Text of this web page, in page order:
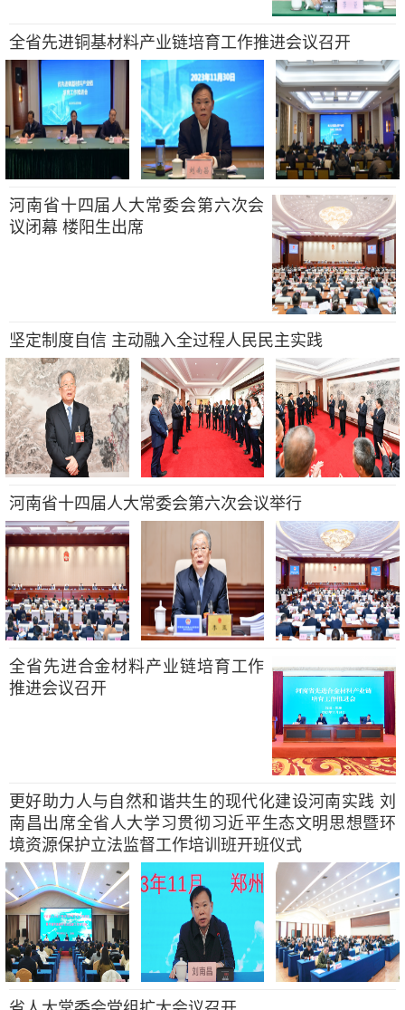
全省先进铜基材料产业链培育工作推进会议召开
河南省十四届人大常委会第六次会
议闭幕 楼阳生出席
坚定制度自信 主动融入全过程人民民主实践
河南省十四届人大常委会第六次会议举行
全省先进合金材料产业链培育工作
推进会议召开
更好助力人与自然和谐共生的现代化建设河南实践 刘
南昌出席全省人大学习贯彻习近平生态文明思想暨环
境资源保护立法监督工作培训班开班仪式